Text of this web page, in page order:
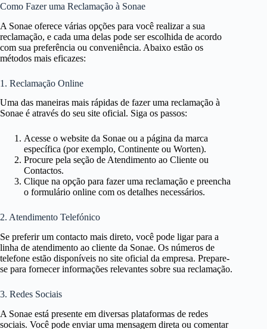
Como Fazer uma Reclamação à Sonae
A Sonae oferece várias opções para você realizar a sua
reclamação, e cada uma delas pode ser escolhida de acordo
com sua preferência ou conveniência. Abaixo estão os
métodos mais eficazes:
1. Reclamação Online
Uma das maneiras mais rápidas de fazer uma reclamação à
Sonae é através do seu site oficial. Siga os passos:
Acesse o website da Sonae ou a página da marca
específica (por exemplo, Continente ou Worten).
Procure pela seção de Atendimento ao Cliente ou
Contactos.
Clique na opção para fazer uma reclamação e preencha
o formulário online com os detalhes necessários.
2. Atendimento Telefónico
Se preferir um contacto mais direto, você pode ligar para a
linha de atendimento ao cliente da Sonae. Os números de
telefone estão disponíveis no site oficial da empresa. Prepare-
se para fornecer informações relevantes sobre sua reclamação.
3. Redes Sociais
A Sonae está presente em diversas plataformas de redes
sociais. Você pode enviar uma mensagem direta ou comentar